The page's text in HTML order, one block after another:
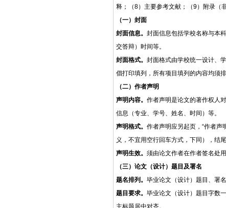
释；（8）主要参考文献；（9）附录（
（一）封面
封面信息。 封面信息包括学校名称与本
交答辩）时间等。
封面格式。 封面格式由学校统一设计、
倡打印填列，所有项目填列的内容均须排
（二）作者声明
声明内容。 作者声明是论文的著作权人
信息（专业、学号、姓名、时间）等。
声明格式。 作者声明应另起页， “作者声
义，不宜用空行回车方式，下同），结
声明生效。 须由论文作者在作者签名处
（三）论文（设计）题目及署名
题名排列。 毕业论文（设计）题目、署
题目要求。 毕业论文（设计）题目字数
主标题居中对齐。